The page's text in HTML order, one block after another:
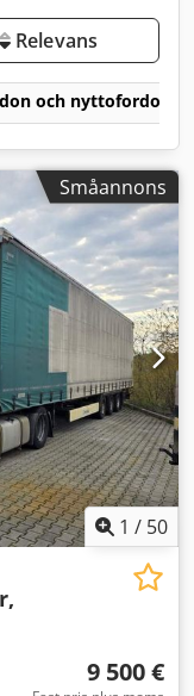
Relevans
och nyttofordon
Småannons
1 / 50
9 500 €